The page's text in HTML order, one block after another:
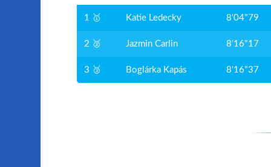
1 🥇 Katie Ledecky 8'04"79
2 🥈 Jazmin Carlin 8'16"17
3 🥉 Boglárka Kapás 8'16"37